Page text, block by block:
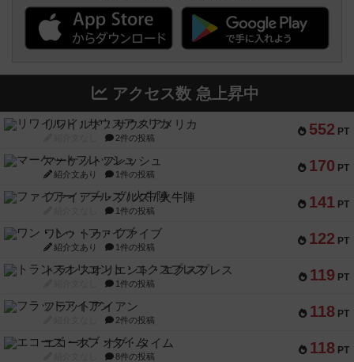
アクセス数 急上昇中
552 PT
リワイルド：サウスアメリカ
2件の投稿
170 PT
マーケットフレッシュ
紹介文あり 1件の投稿
141 PT
ファイアー・ブルズ / 火牛陣
1件の投稿
122 PT
ワン・トゥ・ファイブ
紹介文あり 1件の投稿
119 PT
トランスオリエント・エクスプレス
1件の投稿
118 PT
フラットアイアン
2件の投稿
118 PT
エコーズ・オブ・タイム
8件の投稿